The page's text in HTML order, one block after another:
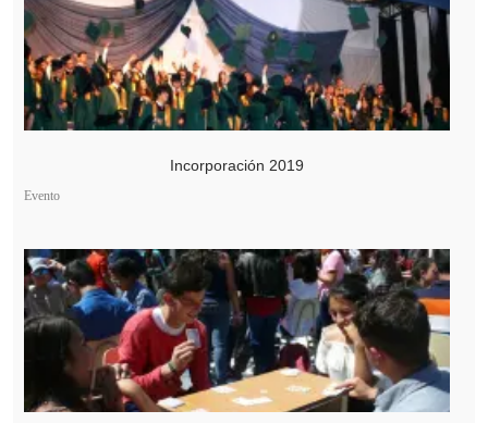
Incorporación 2019
Evento